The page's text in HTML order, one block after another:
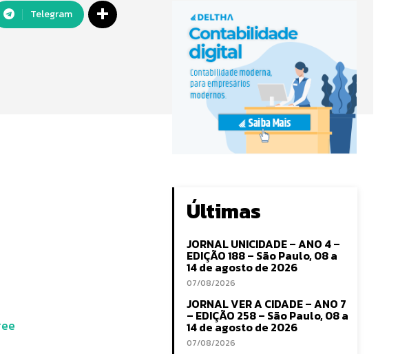
Telegram
Últimas
JORNAL UNICIDADE – ANO 4 –
EDIÇÃO 188 – São Paulo, 08 a
14 de agosto de 2026
07/08/2026
JORNAL VER A CIDADE – ANO 7
– EDIÇÃO 258 – São Paulo, 08 a
14 de agosto de 2026
07/08/2026